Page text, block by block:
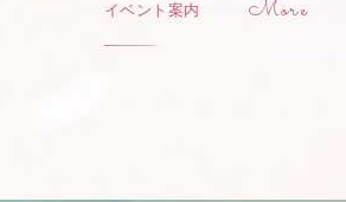
イベント案内